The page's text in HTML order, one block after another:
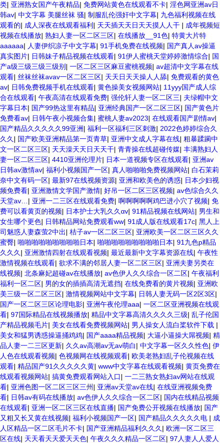
类| 亚洲熟女国产午夜精品| 免费网站黄色在线观看不卡| 淫色网亚洲av日
韩av| 中文字幕 美腿丝袜 骚| 制服乱伦强奸中文字幕| 九色福利视频在线
观看的| 成人深夜在线观看福利 | 天天插天天日天天摸人人干 | 成年视频短
视频在线播放| 熟妇人妻一区二区三区| 在线播放__91色| 特黄大片特
aaaaaa| 人妻伊织凉子中文字幕| 91手机免费在线视频| 国产真人av操逼
真实图片| 日韩妹子精品视频在线观看| 91伊人蜜桃天堂婷婷激情综合| 国
产a级三级三级三级别 | 一区二区三区麻豆蜜桃视频| av超清中文字幕在线
观看| 丝袜丝袜avav一区二区三区| 天天日天天操人人舔| 免费观看的黄色
av| 日韩免费视频手机在线观看| 黄色操美女视频网站| 11yyy国产成人综
合在线观看| 午夜高清在线观看免费| 强伦轩人妻一区二区三| 夫绿帽中文
字幕日本| 国产99热这里有精品| 亚洲经典国产一区二区三区| 国产黄色片
免费看av| 日韩午夜小视频合集| 蜜桃人妻av2023| 在线观看国产剧情av|
国产精品久久久久久99亚洲| 福利一区福利三区刺激| 2022色婷婷综合久
久久 | 国产欧美亚洲精品第一页青草| 亚洲中文成人字幕在线| 粗暴蹂躏中
文一区二区三区| 天天澡天天日天天干| 青青操在线超碰传媒| 丰满熟妇人
妻一区二区三区| 4410亚洲伦理片| 日本一道视频专区在线观看| 亚洲av
日韩av激情av| 福利小视频国产一区| 真人啪啪啪免费视频网站| 白石茉莉
奈中文有码一区| 最新97在线视频资源| 亚洲和欧美色的诱惑| 日本少妇视
频免费看| 亚洲激情文学国产激情| 好吊一区二区三区视频| av色综合久久
天堂av… | 亚洲一二三区在线观看免费| 啊啊啊啊啊鸡巴进小穴了视频| 免
费可以看黄页的视频| 日本护士大乳久久αv| 91精品视频在线网站| 男生和
女生哪个更色| 日韩精品网站免费观看ww| 91成人版在线观看17c| 黑人上
司魅惑人妻森萤2中出| 桔子av一区二区三区| 亚洲欧美一区二区三区久久
蜜臀| 啪啪啪啪啪啪啪啪啪日本| 啪啪啪啪啪啪啪啪啪日本| 91九色p精品
久久久 | 亚洲激情四射在线观看视频| 最近最新中文字幕资源在线| 午夜性
激情视频在线观看| 欲求不满的邻居人妻一区二区三区| 亚洲夫妻另类在
线视频| 北条麻妃超碰av在线播放| av色伊人久久综合一区二区| 午夜福利
福利一区二区| 男的女的插插高清无遮挡| 在线免费看的黄片视频| 亚洲欧
美三级一区二区三区| 激情视频网站中文字幕| 日韩人妻无码一区2区3区|
国产一区二区三区论理电影| 亚洲午夜伦理aaa| 一区二区亚洲视频在线观
看| 97国际精品在线视频播放| 精品中文字幕高清久久久久三级| 乱子伦国
产精品视频毛片| 美女在线看免费视频网站| 男人操女人流白桨软件下载 |
美女和猛男诱惑操逼捅鸡鸡| 国产aaaa精品视频| 大逼小逼操大屌视频| 精
品人妻一二三区更新| 久久av高潮av无av萌白| 中文字幕一区久久性色| 伊
人色在线观看视频| 色视频网在线视频观看| 欧美老熟妇乱子伦视频在线
观看| 精品国产91久久久久久黄| www中文字幕在线观看视频| 黄页免费在
线观看视频网站| 搞黄免费观看网站入口| 一二三熟女熟妇av网站在线观
看| 亚洲色图一区二区三区三州 | 亚洲av天堂av在线| 在线亚洲视频免费
看| 日韩av有码在线播放| av色伊人久久综合一区二区| 国内在线精品视频
在线观看| 亚洲一区二区三区在线直播| 国产免费公开视频在线播放| 国产
又粗又长又黄在线视频| 福利小视频国产一区| 国产精品久久久久久电 | 成
人区精品一区二区毛片不卡| 国产亚洲精品福利久久久 | 欧洲一区二区三
区在线| 天天看天天爱天天色| 午夜久久久精品一区二区| 97人妻人人爱人